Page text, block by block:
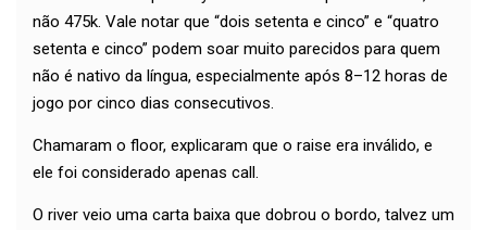
não 475k. Vale notar que “dois setenta e cinco” e “quatro
setenta e cinco” podem soar muito parecidos para quem
não é nativo da língua, especialmente após 8–12 horas de
jogo por cinco dias consecutivos.
Chamaram o floor, explicaram que o raise era inválido, e
ele foi considerado apenas call.
O river veio uma carta baixa que dobrou o bordo, talvez um